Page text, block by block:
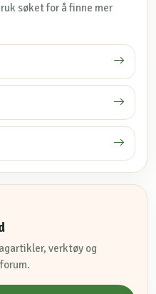
søket for å finne mer
verktøy og